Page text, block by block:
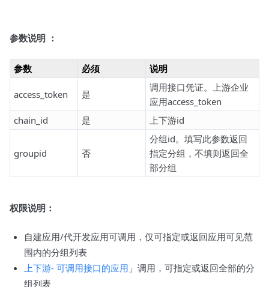
参数说明 ：
参数 必须 说明
access_token 是
调用接口凭证。上游企业
应用access_token
chain_id
是 上下游id
groupid 否
分组id。填写此参数返回
指定分组，不填则返回全
部分组
权限说明：
自建应用/代开发应用可调用，仅可指定或返回应用可见范
围内的分组列表
上下游- 可调用接口的应用 」调用，可指定或返回全部的分
组列表